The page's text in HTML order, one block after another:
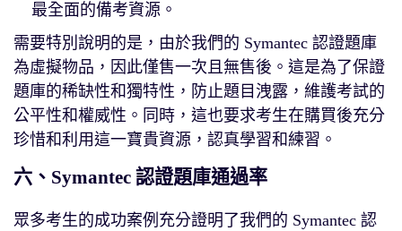
最全面的備考資源。
需要特別說明的是，由於我們的 Symantec 認證題庫
為虛擬物品，因此僅售一次且無售後。這是為了保證
題庫的稀缺性和獨特性，防止題目洩露，維護考試的
公平性和權威性。同時，這也要求考生在購買後充分
珍惜和利用這一寶貴資源，認真學習和練習。
六、Symantec 認證題庫通過率
眾多考生的成功案例充分證明了我們的 Symantec 認